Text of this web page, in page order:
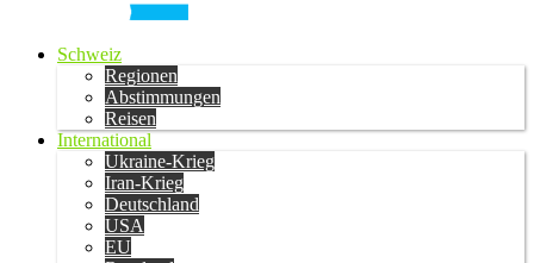
Schweiz
Regionen
Abstimmungen
Reisen
International
Ukraine-Krieg
Iran-Krieg
Deutschland
USA
EU